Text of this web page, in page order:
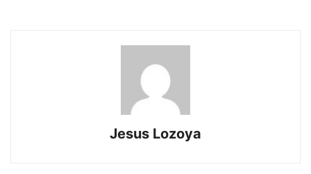
Jesus Lozoya